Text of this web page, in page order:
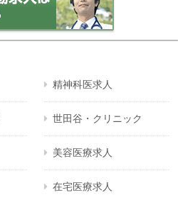
精神科医求人
世田谷・クリニック
美容医療求人
在宅医療求人